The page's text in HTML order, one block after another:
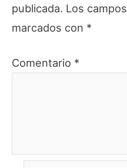
publicada. Los
marcados con *
Comentario *